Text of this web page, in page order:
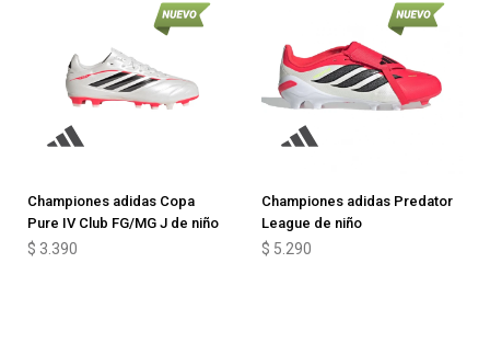
Championes adidas Copa
Pure IV Club FG/MG J de niño
$ 3.390
Championes adidas Predator
League de niño
$ 5.290